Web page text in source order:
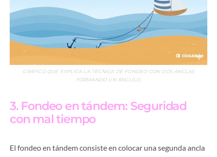
GRÁFICO QUE EXPLICA LA TÉCNICA DE FONDEO CON DOS ANCLAS
FORMANDO UN ÁNGULO.
3. Fondeo en tándem: Seguridad
con mal tiempo
El fondeo en tándem consiste en colocar una segunda ancla